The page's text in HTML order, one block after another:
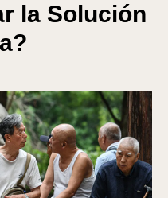
la Solución